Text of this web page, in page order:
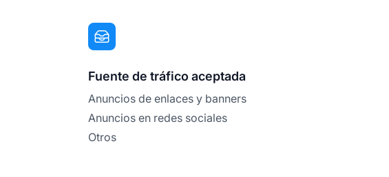
Fuente de tráfico aceptada
Anuncios de enlaces y banners
Anuncios en redes sociales
Otros